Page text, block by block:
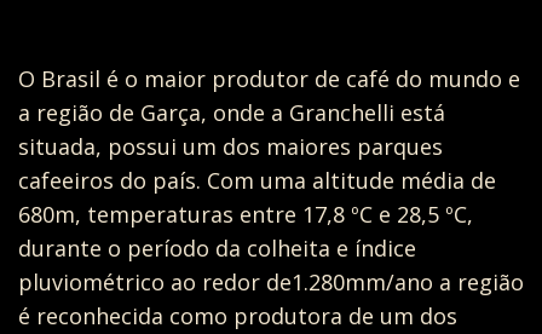
O Brasil é o maior produtor de café do mundo e
a região de Garça, onde a Granchelli está
situada, possui um dos maiores parques
cafeeiros do país. Com uma altitude média de
680m, temperaturas entre 17,8 ºC e 28,5 ºC,
durante o período da colheita e índice
pluviométrico ao redor de1.280mm/ano a região
é reconhecida como produtora de um dos